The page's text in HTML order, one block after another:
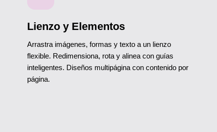
Lienzo y Elementos
Arrastra imágenes, formas y texto a un lienzo
flexible. Redimensiona, rota y alinea con guías
inteligentes. Diseños multipágina con contenido por
página.